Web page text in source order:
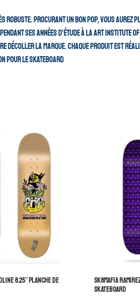
robuste. Procurant un bon pop, vous aurez
ses années d’étude à la Art
décoller la marque. Chaque produit est
pour le skateboard
8.25″ PLANCHE DE
SK8MAFIA
SKATEBOARD